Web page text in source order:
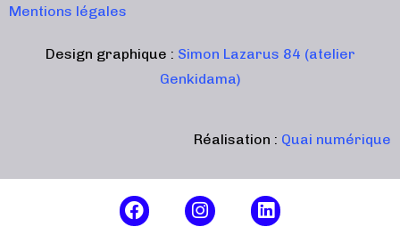
Mentions légales
Design graphique : Simon Lazarus 84 (atelier
Genkidama)
Réalisation : Quai numérique